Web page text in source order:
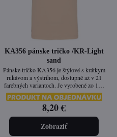
KA356 pánske tričko /KR-Light
sand
Pánske tričko KA356 je štýlové s krátkym
rukávom a výstrihom, dostupné až v 21
farebných variantoch. Je vyrobené zo 100
% česanej bavlny prané enzýmami, vďaka
čomu má hladký povrch, jemný dotyk a
vysokú odolnosť. Vypasovaný strih a
enzýmové pranie zaručujú dlhú životnosť a
pohodlie pri každodennom nosení.
8,20 €
Zobraziť